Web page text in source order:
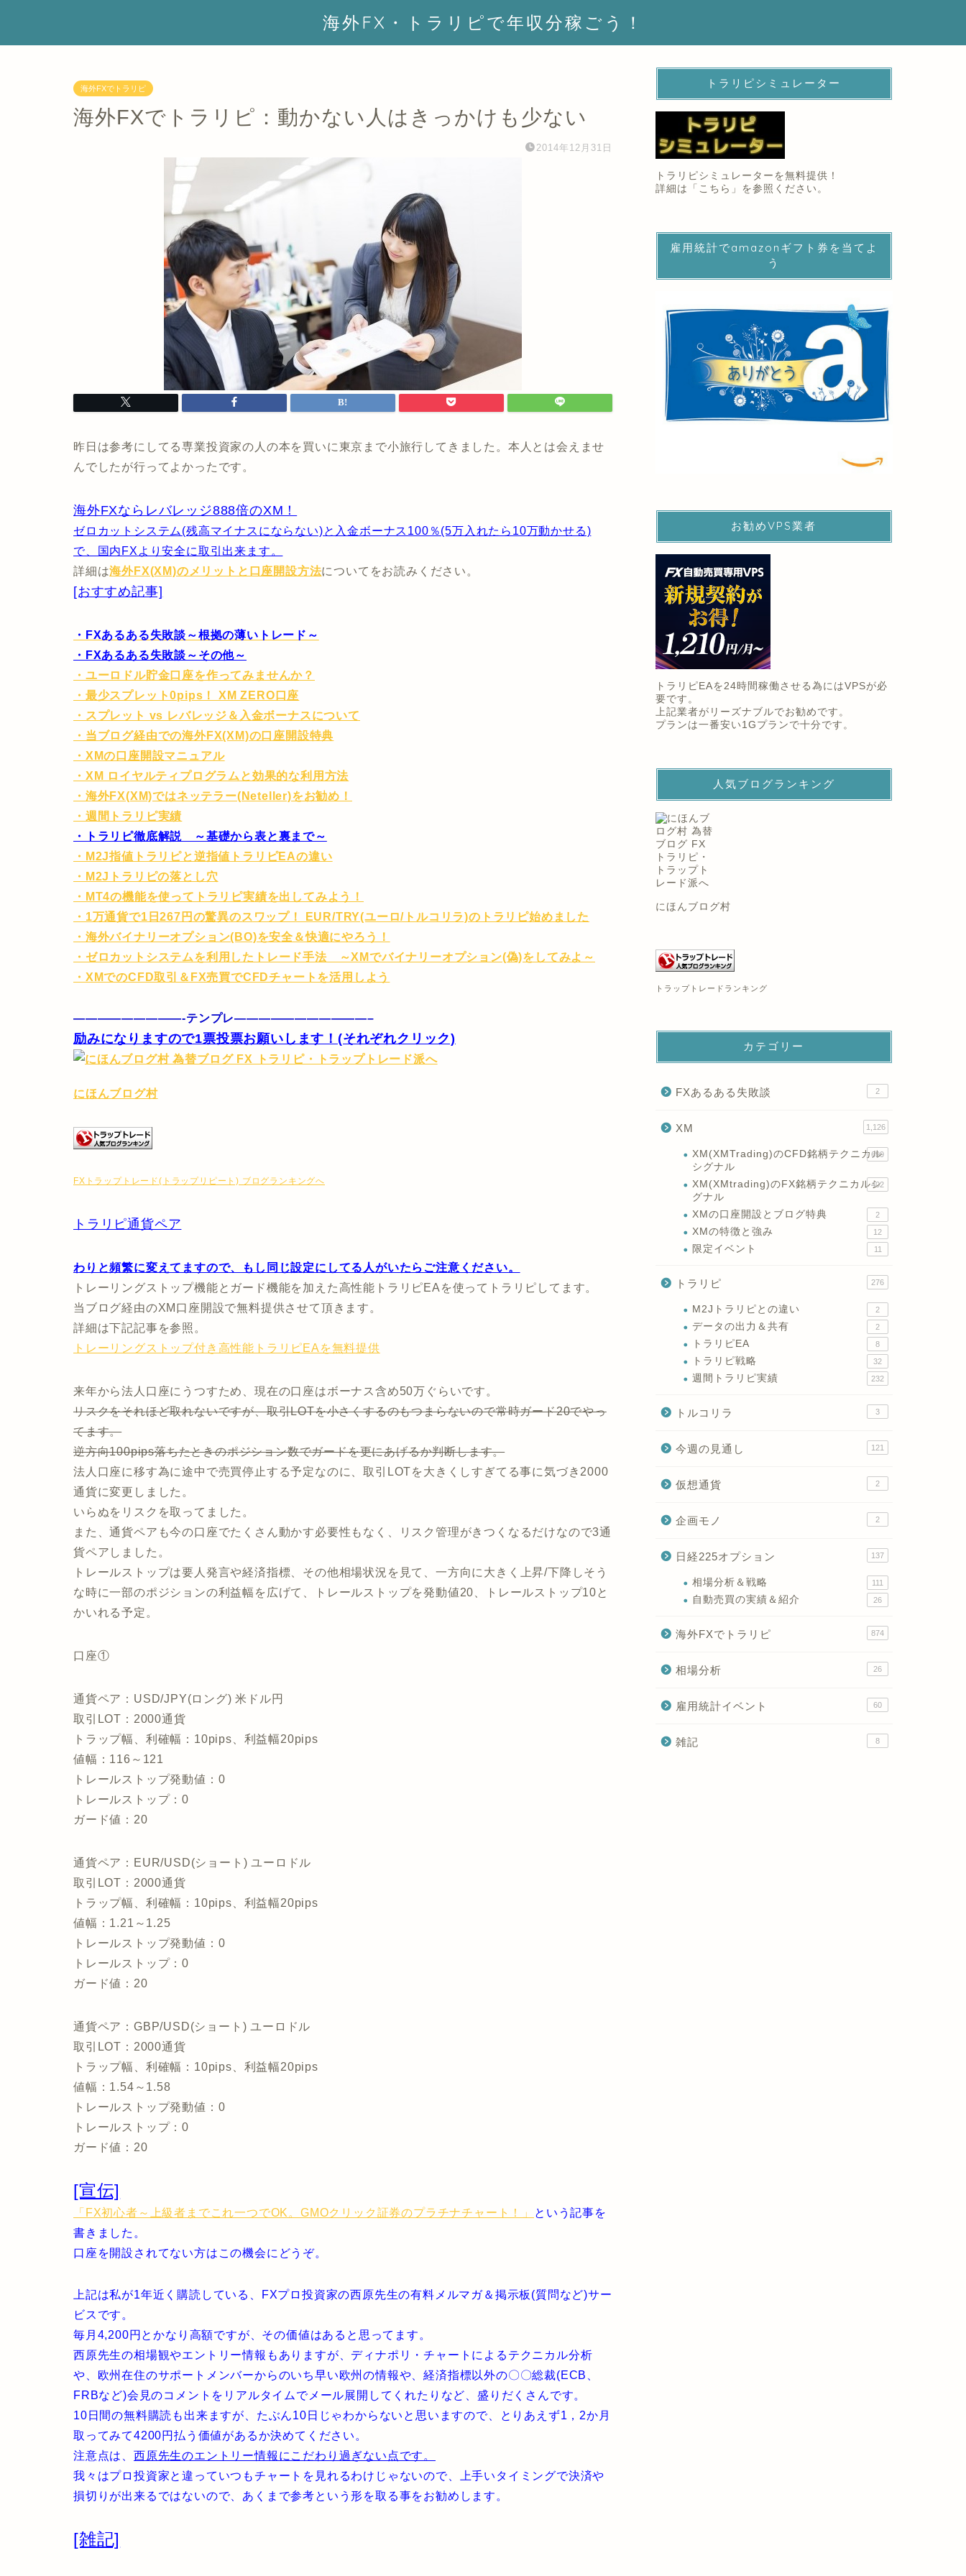
海外FX・トラリピで年収分稼ごう！
海外FXでトラリピ
海外FXでトラリピ：動かない人はきっかけも少ない
2014年12月31日
昨日は参考にしてる専業投資家の人の本を買いに東京まで小旅行してきました。本人とは会えませ
んでしたが行ってよかったです。
海外FXならレバレッジ888倍のXM！
ゼロカットシステム(残高マイナスにならない)と入金ボーナス100％(5万入れたら10万動かせる)
で、国内FXより安全に取引出来ます。
詳細は海外FX(XM)のメリットと口座開設方法についてをお読みください。
[おすすめ記事]
・FXあるある失敗談～根拠の薄いトレード～
・FXあるある失敗談～その他～
・ユーロドル貯金口座を作ってみませんか？
・最少スプレット0pips！ XM ZERO口座
・スプレット vs レバレッジ＆入金ボーナスについて
・当ブログ経由での海外FX(XM)の口座開設特典
・XMの口座開設マニュアル
・XM ロイヤルティプログラムと効果的な利用方法
・海外FX(XM)ではネッテラー(Neteller)をお勧め！
・週間トラリピ実績
・トラリピ徹底解説 ～基礎から表と裏まで～
・M2J指値トラリピと逆指値トラリピEAの違い
・M2Jトラリピの落とし穴
・MT4の機能を使ってトラリピ実績を出してみよう！
・1万通貨で1日267円の驚異のスワップ！ EUR/TRY(ユーロ/トルコリラ)のトラリピ始めました
・海外バイナリーオプション(BO)を安全＆快適にやろう！
・ゼロカットシステムを利用したトレード手法 ～XMでバイナリーオプション(偽)をしてみよ～
・XMでのCFD取引＆FX売買でCFDチャートを活用しよう
—————————-テンプレ———————————–
励みになりますので1票投票お願いします！(それぞれクリック)
にほんブログ村
FXトラップトレード(トラップリピート) ブログランキングへ
トラリピ通貨ペア
わりと頻繁に変えてますので、もし同じ設定にしてる人がいたらご注意ください。
トレーリングストップ機能とガード機能を加えた高性能トラリピEAを使ってトラリピしてます。
当ブログ経由のXM口座開設で無料提供させて頂きます。
詳細は下記記事を参照。
トレーリングストップ付き高性能トラリピEAを無料提供
来年から法人口座にうつすため、現在の口座はボーナス含め50万ぐらいです。
リスクをそれほど取れないですが、取引LOTを小さくするのもつまらないので常時ガード20でやっ
てます。
逆方向100pips落ちたときのポジション数でガードを更にあげるか判断します。
法人口座に移す為に途中で売買停止する予定なのに、取引LOTを大きくしすぎてる事に気づき2000
通貨に変更しました。
いらぬをリスクを取ってました。
また、通貨ペアも今の口座でたくさん動かす必要性もなく、リスク管理がきつくなるだけなので3通
貨ペアしました。
トレールストップは要人発言や経済指標、その他相場状況を見て、一方向に大きく上昇/下降しそう
な時に一部のポジションの利益幅を広げて、トレールストップを発動値20、トレールストップ10と
かいれる予定。
口座①
通貨ペア：USD/JPY(ロング) 米ドル円
取引LOT：2000通貨
トラップ幅、利確幅：10pips、利益幅20pips
値幅：116～121
トレールストップ発動値：0
トレールストップ：0
ガード値：20
通貨ペア：EUR/USD(ショート) ユーロドル
取引LOT：2000通貨
トラップ幅、利確幅：10pips、利益幅20pips
値幅：1.21～1.25
トレールストップ発動値：0
トレールストップ：0
ガード値：20
通貨ペア：GBP/USD(ショート) ユーロドル
取引LOT：2000通貨
トラップ幅、利確幅：10pips、利益幅20pips
値幅：1.54～1.58
トレールストップ発動値：0
トレールストップ：0
ガード値：20
[宣伝]
「FX初心者～上級者までこれ一つでOK。GMOクリック証券のプラチナチャート！」
という記事を
書きました。
口座を開設されてない方はこの機会にどうぞ。
上記は私が1年近く購読している、FXプロ投資家の西原先生の有料メルマガ＆掲示板(質問など)サー
ビスです。
毎月4,200円とかなり高額ですが、その価値はあると思ってます。
西原先生の相場観やエントリー情報もありますが、ディナポリ・チャートによるテクニカル分析
や、欧州在住のサポートメンバーからのいち早い欧州の情報や、経済指標以外の〇〇総裁(ECB、
FRBなど)会見のコメントをリアルタイムでメール展開してくれたりなど、盛りだくさんです。
10日間の無料購読も出来ますが、たぶん10日じゃわからないと思いますので、とりあえず1，2か月
取ってみて4200円払う価値があるか決めてください。
注意点は、 西原先生のエントリー情報にこだわり過ぎない点です。
我々はプロ投資家と違っていつもチャートを見れるわけじゃないので、上手いタイミングで決済や
損切りが出来るではないので、あくまで参考という形を取る事をお勧めします。
[雑記]
トラリピシミュレーター
トラリピシミュレーターを無料提供！
詳細は「 こちら 」を参照ください。
雇用統計でamazonギフト券を当てよ
う
お勧めVPS業者
トラリピEAを24時間稼働させる為にはVPSが必
要です。
上記業者がリーズナブルでお勧めです。
プランは一番安い1Gプランで十分です。
人気ブログランキング
にほんブログ村
トラップトレードランキング
カテゴリー
FXあるある失敗談 2
XM 1,126
XM(XMTrading)のCFD銘柄テクニカル
シグナル
699
XM(XMtrading)のFX銘柄テクニカルシ
グナル
402
XMの口座開設とブログ特典 2
XMの特徴と強み 12
限定イベント 11
トラリピ 276
M2Jトラリピとの違い 2
データの出力＆共有 2
トラリピEA 8
トラリピ戦略 32
週間トラリピ実績 232
トルコリラ 3
今週の見通し 121
仮想通貨 2
企画モノ 2
日経225オプション 137
相場分析＆戦略 111
自動売買の実績＆紹介 26
海外FXでトラリピ 874
相場分析 26
雇用統計イベント 60
雑記 8